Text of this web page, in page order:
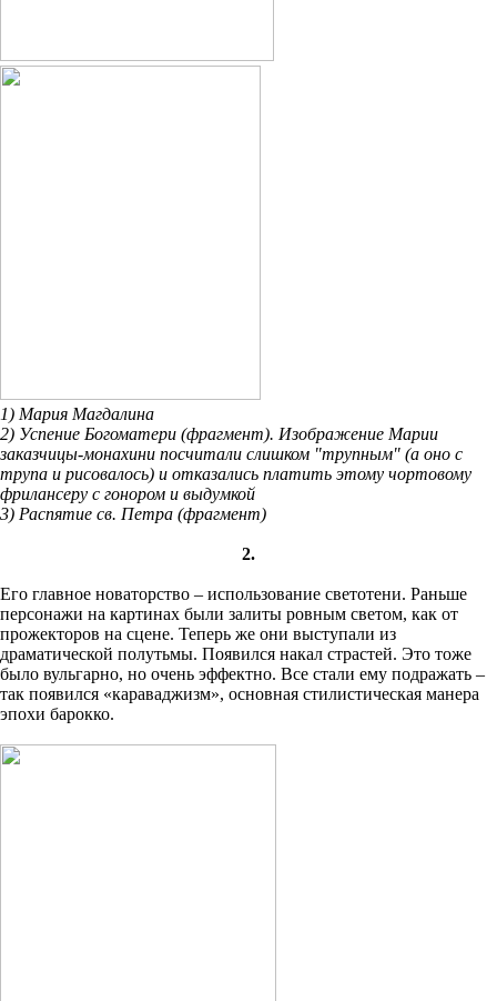
1) Мария Магдалина
2) Успение Богоматери (фрагмент). Изображение Марии
заказчицы-монахини посчитали слишком "трупным" (а оно с
трупа и рисовалось) и отказались платить этому чортовому
фрилансеру с гонором и выдумкой
3) Распятие св. Петра (фрагмент)
2.
Его главное новаторство – использование светотени. Раньше
персонажи на картинах были залиты ровным светом, как от
прожекторов на сцене. Теперь же они выступали из
драматической полутьмы. Появился накал страстей. Это тоже
было вульгарно, но очень эффектно. Все стали ему подражать –
так появился «караваджизм», основная стилистическая манера
эпохи барокко.